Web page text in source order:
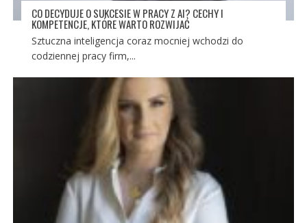
CO DECYDUJE O SUKCESIE W PRACY Z AI? CECHY I
KOMPETENCJE, KTÓRE WARTO ROZWIJAĆ
Sztuczna inteligencja coraz mocniej wchodzi do
codziennej pracy firm,...